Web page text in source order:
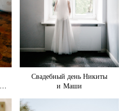
Свадебный день Никиты
и Маши